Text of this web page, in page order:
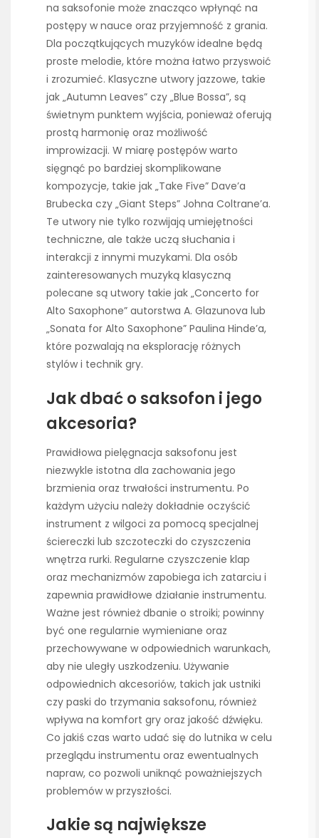
na saksofonie może znacząco wpłynąć na
postępy w nauce oraz przyjemność z grania.
Dla początkujących muzyków idealne będą
proste melodie, które można łatwo przyswoić
i zrozumieć. Klasyczne utwory jazzowe, takie
jak „Autumn Leaves” czy „Blue Bossa”, są
świetnym punktem wyjścia, ponieważ oferują
prostą harmonię oraz możliwość
improwizacji. W miarę postępów warto
sięgnąć po bardziej skomplikowane
kompozycje, takie jak „Take Five” Dave’a
Brubecka czy „Giant Steps” Johna Coltrane’a.
Te utwory nie tylko rozwijają umiejętności
techniczne, ale także uczą słuchania i
interakcji z innymi muzykami. Dla osób
zainteresowanych muzyką klasyczną
polecane są utwory takie jak „Concerto for
Alto Saxophone” autorstwa A. Glazunova lub
„Sonata for Alto Saxophone” Paulina Hinde’a,
które pozwalają na eksplorację różnych
stylów i technik gry.
Jak dbać o saksofon i jego
akcesoria?
Prawidłowa pielęgnacja saksofonu jest
niezwykle istotna dla zachowania jego
brzmienia oraz trwałości instrumentu. Po
każdym użyciu należy dokładnie oczyścić
instrument z wilgoci za pomocą specjalnej
ściereczki lub szczoteczki do czyszczenia
wnętrza rurki. Regularne czyszczenie klap
oraz mechanizmów zapobiega ich zatarciu i
zapewnia prawidłowe działanie instrumentu.
Ważne jest również dbanie o stroiki; powinny
być one regularnie wymieniane oraz
przechowywane w odpowiednich warunkach,
aby nie uległy uszkodzeniu. Używanie
odpowiednich akcesoriów, takich jak ustniki
czy paski do trzymania saksofonu, również
wpływa na komfort gry oraz jakość dźwięku.
Co jakiś czas warto udać się do lutnika w celu
przeglądu instrumentu oraz ewentualnych
napraw, co pozwoli uniknąć poważniejszych
problemów w przyszłości.
Jakie są największe